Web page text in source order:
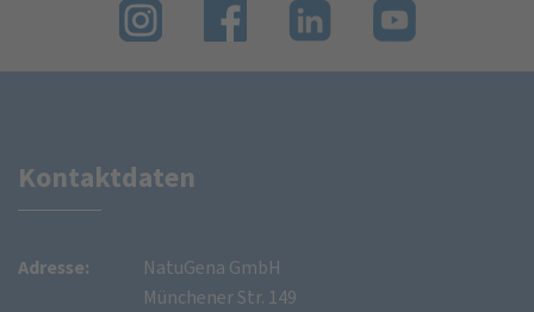
Kontaktdaten
Adresse:
NatuGena GmbH
Münchener Str. 149